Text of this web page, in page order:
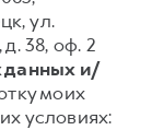
ул.
38, оф. 2
данных и/
моих
условиях: